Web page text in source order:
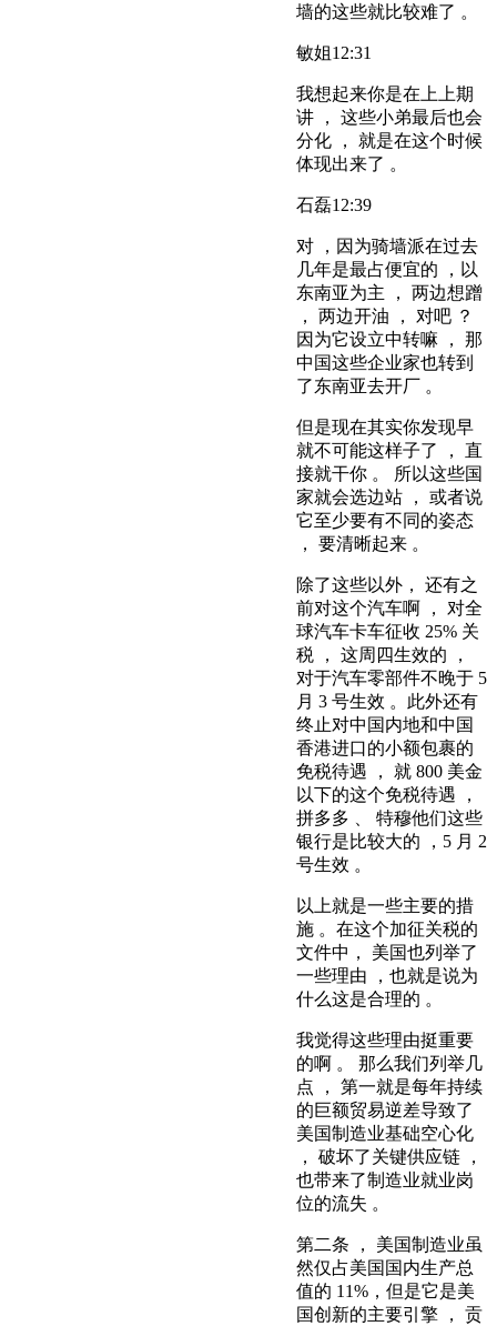
墙的这些就比较难了 。
敏姐12:31
我想起来你是在上上期
讲 ， 这些小弟最后也会
分化 ， 就是在这个时候
体现出来了 。
石磊12:39
对 ，因为骑墙派在过去
几年是最占便宜的 ，以
东南亚为主 ， 两边想蹭
， 两边开油 ， 对吧 ？
因为它设立中转嘛 ， 那
中国这些企业家也转到
了东南亚去开厂 。
但是现在其实你发现早
就不可能这样子了 ， 直
接就干你 。 所以这些国
家就会选边站 ， 或者说
它至少要有不同的姿态
， 要清晰起来 。
除了这些以外， 还有之
前对这个汽车啊 ， 对全
球汽车卡车征收 25% 关
税 ， 这周四生效的 ，
对于汽车零部件不晚于 5
月 3 号生效 。此外还有
终止对中国内地和中国
香港进口的小额包裹的
免税待遇 ， 就 800 美金
以下的这个免税待遇 ，
拼多多 、 特穆他们这些
银行是比较大的 ，5 月 2
号生效 。
以上就是一些主要的措
施 。在这个加征关税的
文件中， 美国也列举了
一些理由 ，也就是说为
什么这是合理的 。
我觉得这些理由挺重要
的啊 。 那么我们列举几
点 ， 第一就是每年持续
的巨额贸易逆差导致了
美国制造业基础空心化
， 破坏了关键供应链 ，
也带来了制造业就业岗
位的流失 。
第二条 ， 美国制造业虽
然仅占美国国内生产总
值的 11%，但是它是美
国创新的主要引擎 ， 贡